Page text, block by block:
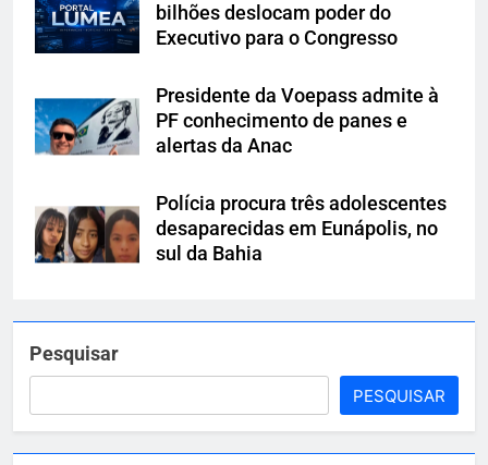
bilhões deslocam poder do
Executivo para o Congresso
Presidente da Voepass admite à
PF conhecimento de panes e
alertas da Anac
Polícia procura três adolescentes
desaparecidas em Eunápolis, no
sul da Bahia
Pesquisar
PESQUISAR